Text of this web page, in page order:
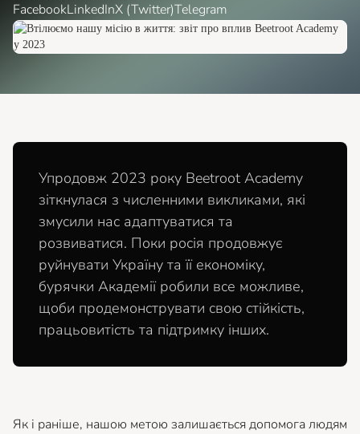
FacebookLinkedInX (Twitter)Telegram
Упродовж 2023 року Beetroot Academy
зіткнулася з численними викликами, які
змусили нас адаптуватися та
розвиватися. Поки росія продовжує
руйнувати Україну та її економіку,
бурячки Академії робили все можливе,
щоби продемонструвати свою стійкість,
працьовитість та підтримку інших.
Як і раніше, нашою метою залишається допомога людям